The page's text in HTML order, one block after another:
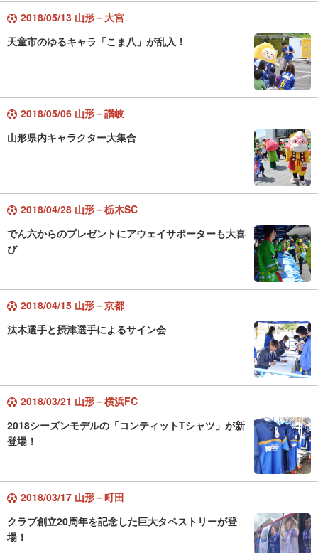
2018/05/13 山形－大宮
天童市のゆるキャラ「こま八」が乱入！
2018/05/06 山形－讃岐
山形県内キャラクター大集合
2018/04/28 山形－栃木SC
でん六からのプレゼントにアウェイサポーターも大喜
び
2018/04/15 山形－京都
汰木選手と摂津選手によるサイン会
2018/03/21 山形－横浜FC
2018シーズンモデルの「コンティットTシャツ」が新
登場！
2018/03/17 山形－町田
クラブ創立20周年を記念した巨大タペストリーが登
場！